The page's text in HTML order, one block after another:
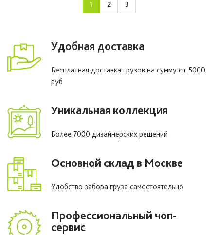
1 2 3
Удобная доставка
Бесплатная доставка грузов на сумму от 5000
руб
Уникальная коллекция
Более 7000 дизайнерских решений
Основной склад в Москве
Удобство забора груза самостоятельно
Профессиональный чоп-
сервис